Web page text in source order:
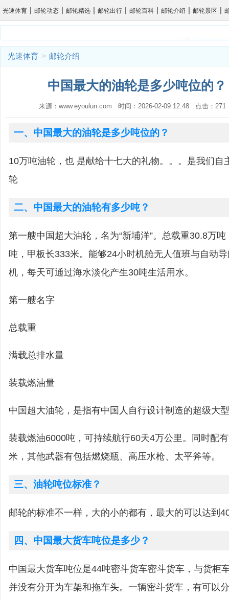
光速体育 | 邮轮动态 | 邮轮精选 | 邮轮出行 | 邮轮百科 | 邮轮介绍 | 邮轮景区 |
光速体育 > 邮轮介绍
中国最大的油轮是多少吨位的
来源：www.eyoulun.com 时间：2026-02-09 12:48 点击：
一、中国最大的油轮是多少吨位的？
10万吨油轮，也 是献给十七大的礼物。。。是我们自
轮
二、中国最大的油轮有多少吨？
第一艘中国超大油轮，名为“新埔洋”。总载重30.8万
吨，甲板长333米。能够24小时机舱无人值班与自动
机，每天可通过海水淡化产生30吨生活用水。
第一艘名字
总载重
满载总排水量
装载燃油量
中国超大油轮，是指有中国人自行设计制造的超级大
装载燃油6000吨，可持续航行60天4万公里。同时配
米，其他武器有包括燃烧瓶、高压水枪、太平斧等。
三、油轮吨位标准？
邮轮的标准不一样，大的小的都有，最大的可以达到
四、中国最大货车吨位是多少？
中国最大货车吨位是44吨密斗货车密斗货车，与货柜
并没有分开为车架和拖车头。一辆密斗货车，有可以